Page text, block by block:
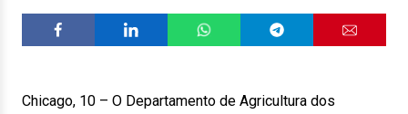
Chicago, 10 – O Departamento de Agricultura dos